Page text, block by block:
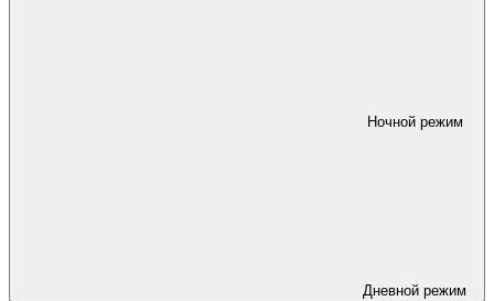
Ночной режим
Дневной режим